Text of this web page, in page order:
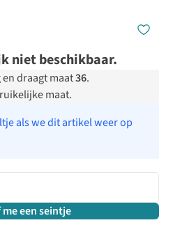
niet beschikbaar.
en draagt maat36.
maat.
als we dit artikel weer op
me een seintje